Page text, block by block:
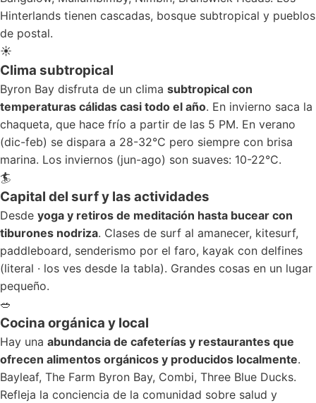
Hinterlands tienen cascadas, bosque subtropical y pueblos
de postal.
☀️
Clima subtropical
Byron Bay disfruta de un clima subtropical con
temperaturas cálidas casi todo el año. En invierno saca la
chaqueta, que hace frío a partir de las 5 PM. En verano
(dic-feb) se dispara a 28-32°C pero siempre con brisa
marina. Los inviernos (jun-ago) son suaves: 10-22°C.
🏄
Capital del surf y las actividades
Desde yoga y retiros de meditación hasta bucear con
tiburones nodriza. Clases de surf al amanecer, kitesurf,
paddleboard, senderismo por el faro, kayak con delfines
(literal · los ves desde la tabla). Grandes cosas en un lugar
pequeño.
🥗
Cocina orgánica y local
Hay una abundancia de cafeterías y restaurantes que
ofrecen alimentos orgánicos y producidos localmente.
Bayleaf, The Farm Byron Bay, Combi, Three Blue Ducks.
Refleja la conciencia de la comunidad sobre salud y